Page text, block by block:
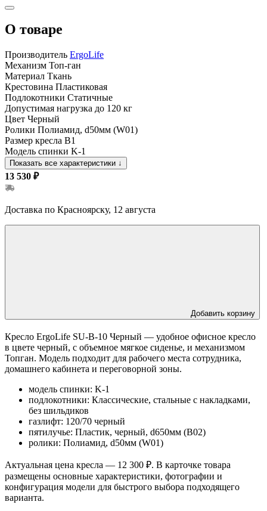
О товаре
Производитель ErgoLife
Механизм Топ-ган
Материал Ткань
Крестовина Пластиковая
Подлокотники Статичные
Допустимая нагрузка до 120 кг
Цвет Черный
Ролики Полиамид, d50мм (W01)
Размер кресла B1
Модель спинки K-1
Показать все характеристики ↓
13 530 ₽
Доставка по Красноярску, 12 августа
Добавить корзину
Кресло ErgoLife SU-B-10 Черный — удобное офисное кресло
в цвете черный, с объемное мягкое сиденье, и механизмом
Топган. Модель подходит для рабочего места сотрудника,
домашнего кабинета и переговорной зоны.
модель спинки: K-1
подлокотники: Классические, стальные с накладками,
без шильдиков
газлифт: 120/70 черный
пятилучье: Пластик, черный, d650мм (B02)
ролики: Полиамид, d50мм (W01)
Актуальная цена кресла — 12 300 ₽. В карточке товара
размещены основные характеристики, фотографии и
конфигурация модели для быстрого выбора подходящего
варианта.